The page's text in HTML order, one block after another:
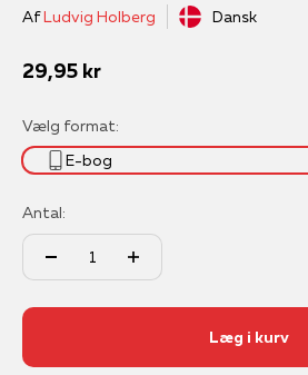
AfLudvig Holberg Dansk
Salgspris
29,95 kr
Vælg format:
E-bog
Antal:
Læg i kurv